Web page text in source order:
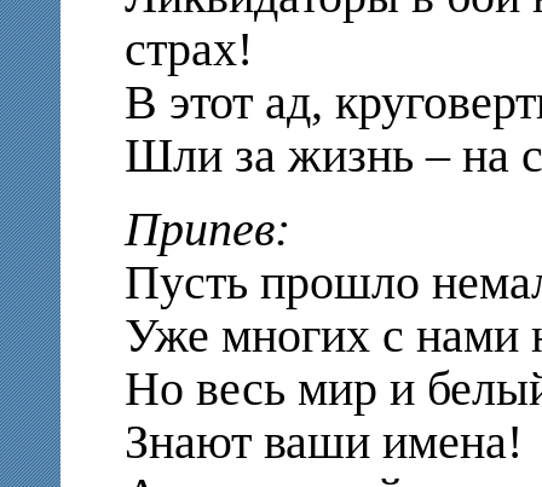
страх!
В этот ад,
Шли за жизнь – на
Припев:
Пусть прошло
Уже многих с нами
Но весь мир и
Знают ваши имена!